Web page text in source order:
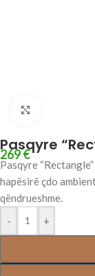
Pasqyre
269€
Pasqyre
hapësirë çdo
qëndrueshme.
-
+